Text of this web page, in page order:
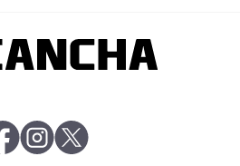
abre en nueva pestaña
abre en nueva pestaña